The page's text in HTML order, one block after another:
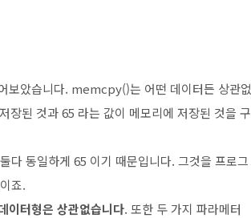
보았습니다. memcpy()는 어떤 데이터든 상관없
장된 것과 65 라는 값이 메모리에 저장된 것을 구
다 동일하게 65 이기 때문입니다. 그것을 프로그
죠.
이터형은 상관없습니다. 또한 두 가지 파라메터